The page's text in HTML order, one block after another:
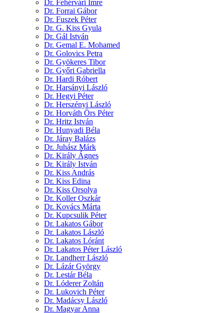
Dr. Fehérvári Imre
Dr. Forrai Gábor
Dr. Fuszek Péter
Dr. G. Kiss Gyula
Dr. Gál István
Dr. Gemal E. Mohamed
Dr. Golovics Petra
Dr. Gyökeres Tibor
Dr. Győri Gabriella
Dr. Hardi Róbert
Dr. Harsányi László
Dr. Hegyi Péter
Dr. Herszényi László
Dr. Horváth Örs Péter
Dr. Hritz István
Dr. Hunyadi Béla
Dr. Járay Balázs
Dr. Juhász Márk
Dr. Király Ágnes
Dr. Király István
Dr. Kiss András
Dr. Kiss Edina
Dr. Kiss Orsolya
Dr. Koller Oszkár
Dr. Kovács Márta
Dr. Kupcsulik Péter
Dr. Lakatos Gábor
Dr. Lakatos László
Dr. Lakatos Lóránt
Dr. Lakatos Péter László
Dr. Landherr László
Dr. Lázár György
Dr. Lestár Béla
Dr. Lóderer Zoltán
Dr. Lukovich Péter
Dr. Madácsy László
Dr. Magyar Anna